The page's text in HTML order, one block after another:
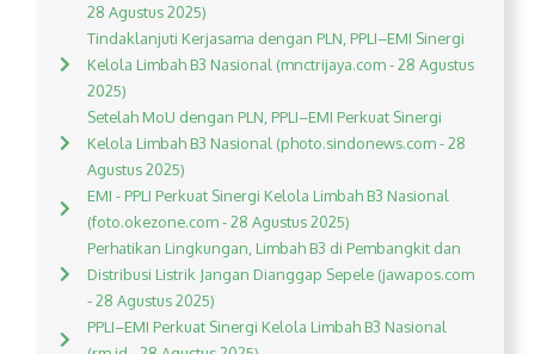
28 Agustus 2025)
Tindaklanjuti Kerjasama dengan PLN, PPLI–EMI Sinergi
Kelola Limbah B3 Nasional (mnctrijaya.com - 28 Agustus
2025)
Setelah MoU dengan PLN, PPLI–EMI Perkuat Sinergi
Kelola Limbah B3 Nasional (photo.sindonews.com - 28
Agustus 2025)
EMI - PPLI Perkuat Sinergi Kelola Limbah B3 Nasional
(foto.okezone.com - 28 Agustus 2025)
Perhatikan Lingkungan, Limbah B3 di Pembangkit dan
Distribusi Listrik Jangan Dianggap Sepele (jawapos.com
- 28 Agustus 2025)
PPLI–EMI Perkuat Sinergi Kelola Limbah B3 Nasional